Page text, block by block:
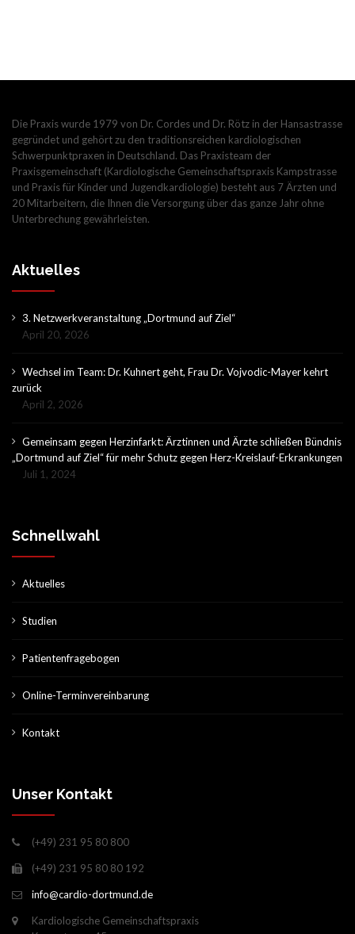
Die Praxis wurde 1979 von Dr. Cordes und Dr. Rötz in der Hansastrasse
gegründet und gehört zu den traditionsreichen kardiologischen
Schwerpunktpraxen in Deutschland. Das Praxisteam der
Praxisgemeinschaft (Kardiologische Gemeinschaftspraxis Kampstrasse
und Praxis für Kinder und Jugendkardiologie) besteht aus 7 Ärzten und
20 Mitarbeitern, die Ihnen die Versorgung über das ganze Jahr ohne
Unterbrechung gewährleisten.
Aktuelles
3. Netzwerkveranstaltung „Dortmund auf Ziel“
April 20, 2026
Wechsel im Team: Dr. Kuhnert geht, Frau Dr. Vojvodic-Mayer kehrt
zurück
April 2, 2026
Gemeinsam gegen Herzinfarkt: Ärztinnen und Ärzte schließen Bündnis
„Dortmund auf Ziel“ für mehr Schutz gegen Herz-Kreislauf-Erkrankungen
Juli 1, 2024
Schnellwahl
Aktuelles
Studien
Patientenfragebogen
Online-Terminvereinbarung
Kontakt
Unser Kontakt
(+49) 231 95 80 800
(+49) 231 95 80 80 192
info@cardio-dortmund.de
Kardiologische Gemeinschaftspraxis